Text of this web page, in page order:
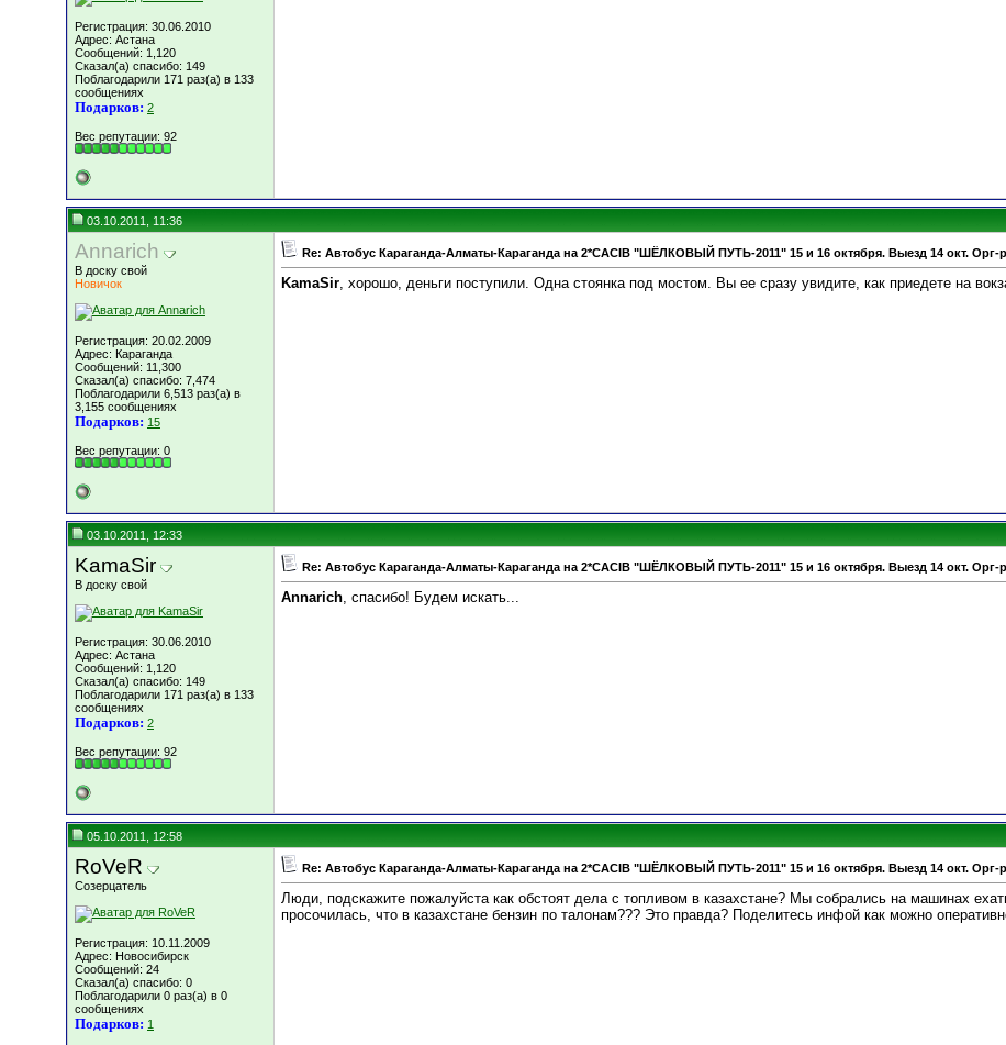
Регистрация: 30.06.2010
Адрес: Астана
Сообщений: 1,120
Сказал(а) спасибо: 149
Поблагодарили 171 раз(а) в 133
сообщениях
Подарков: 2
Вес репутации: 92
03.10.2011, 11:36
Annarich
В доску свой
Новичок
Регистрация: 20.02.2009
Адрес: Караганда
Сообщений: 11,300
Сказал(а) спасибо: 7,474
Поблагодарили 6,513 раз(а) в
3,155 сообщениях
Подарков: 15
Вес репутации: 0
Re: Автобус Караганда-Алматы-Караганда на 2*CACIB "ШЁЛКОВЫЙ ПУТЬ-2011" 15 и 16 октября. Выезд 14 окт.
KamaSir, хорошо, деньги поступили. Одна стоянка под мостом. Вы ее сразу увидите, как приедете на
03.10.2011, 12:33
KamaSir
В доску свой
Регистрация: 30.06.2010
Адрес: Астана
Сообщений: 1,120
Сказал(а) спасибо: 149
Поблагодарили 171 раз(а) в 133
сообщениях
Подарков: 2
Вес репутации: 92
Re: Автобус Караганда-Алматы-Караганда на 2*CACIB "ШЁЛКОВЫЙ ПУТЬ-2011" 15 и 16 октября. Выезд 14 окт.
Annarich, спасибо! Будем искать...
05.10.2011, 12:58
RoVeR
Созерцатель
Регистрация: 10.11.2009
Адрес: Новосибирск
Сообщений: 24
Сказал(а) спасибо: 0
Поблагодарили 0 раз(а) в 0
сообщениях
Подарков: 1
Re: Автобус Караганда-Алматы-Караганда на 2*CACIB "ШЁЛКОВЫЙ ПУТЬ-2011" 15 и 16 октября. Выезд 14 окт.
Люди, подскажите пожалуйста как обстоят дела с топливом в казахстане? Мы собрались на машинах
просочилась, что в казахстане бензин по талонам??? Это правда? Поделитесь инфой как можно